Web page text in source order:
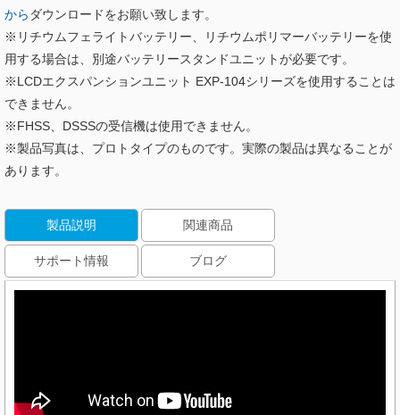
から ダウンロードをお願い致します。
※リチウムフェライトバッテリー、リチウムポリマーバッテリーを使
用する場合は、別途バッテリースタンドユニットが必要です。
※LCDエクスパンションユニット EXP-104シリーズを使用することは
できません。
※FHSS、DSSSの受信機は使用できません。
※製品写真は、プロトタイプのものです。実際の製品は異なることが
あります。
製品説明 関連商品
サポート情報 ブログ